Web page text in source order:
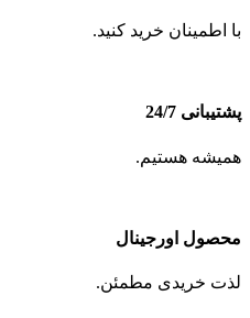
با اطمینان خرید کنید.
پشتیبانی 24/7
همیشه هستیم.
محصول اورجینال
لذت خریدی مطمئن.